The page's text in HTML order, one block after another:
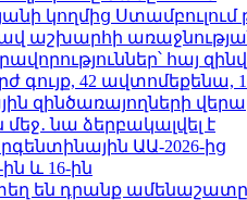
կողմից Ստամբուլում
առաջնության
հայ
42 ավտոմեքենա,
զինծառայողների
նա ձերբակալվել է
ԱԱ-2026-ից
և 16-ին
են դրանք